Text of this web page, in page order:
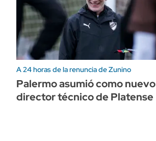
A 24 horas de la renuncia de Zunino
Palermo asumió como nuevo
director técnico de Platense